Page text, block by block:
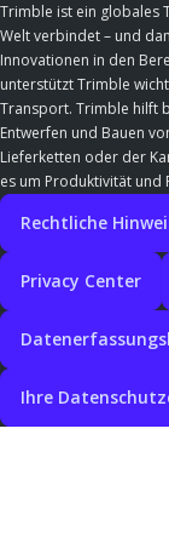
Trimble ist ein globales
Welt verbindet – und
Innovationen in den
unterstützt Trimble
Transport. Trimble hilft
Entwerfen und Bauen
Lieferketten oder der
es um Produktivität und
Rechtliche
Privacy Center
Ihre